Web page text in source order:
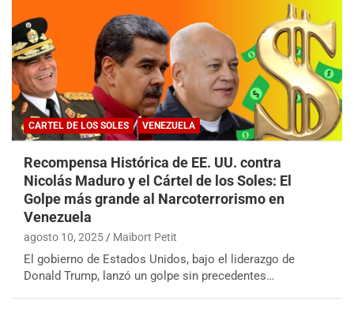
CARTEL DE LOS SOLES VENEZUELA
Recompensa Histórica de EE. UU. contra
Nicolás Maduro y el Cártel de los Soles: El
Golpe más grande al Narcoterrorismo en
Venezuela
agosto 10, 2025 Maibort Petit
El gobierno de Estados Unidos, bajo el liderazgo de
Donald Trump, lanzó un golpe sin precedentes…